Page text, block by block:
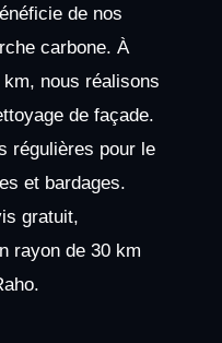
de nos
carbone. À
nous réalisons
de façade.
régulières pour le
et bardages.
gratuit,
rayon de 30 km